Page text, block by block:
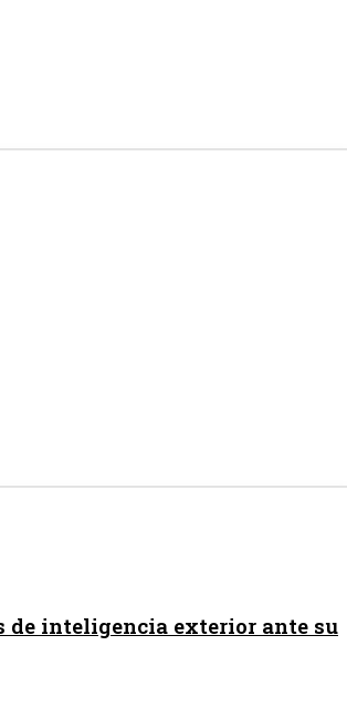
de inteligencia exterior ante su